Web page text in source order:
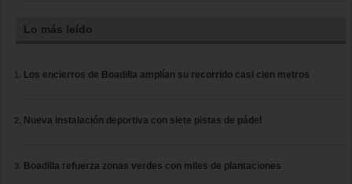
Lo más leído
Los encierros de Boadilla amplían su recorrido casi cien metros
Nueva instalación deportiva con siete pistas de pádel
Boadilla refuerza zonas verdes con miles de plantaciones